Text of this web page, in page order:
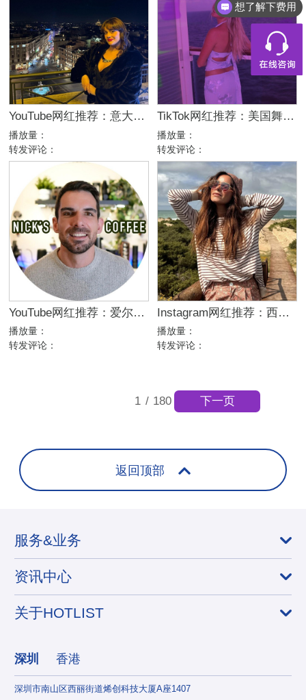
YouTube网红推荐：意大利家庭生活美妆护肤尾部博主
播放量：
转发评论：
TikTok网红推荐：美国舞蹈美女娱乐达人资源
播放量：
转发评论：
YouTube网红推荐：爱尔兰咖啡设备测评博主
播放量：
转发评论：
Instagram网红推荐：西班牙母婴亲子家庭博主，出海品牌合作推荐
播放量：
转发评论：
1 / 180 下一页
返回顶部
服务&业务
资讯中心
关于HOTLIST
深圳 香港
深圳市南山区西丽街道烯创科技大厦A座1407
想了解下费用